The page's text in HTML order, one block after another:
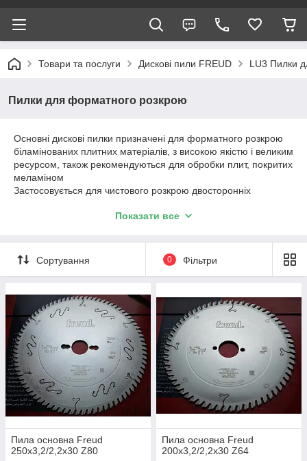
Товари та послуги Дискові пили FREUD LU3 Пилки
Пилки для форматного розкрою
Основні дискові пилки призначені для форматного розкрою
біламінованих плитних матеріалів, з високою якістю і великим
ресурсом, також рекомендуються для обробки плит, покритих
меламіном
Застосовується для чистового розкрою двосторонніх
розкроювальних верстатах, з використанням підрізної пилки.
Форма зуба: пряма-трапеція з позитивним переднім кутом
5°
для форматного розкрою.
Особливості: Форма зуба пряма/трапеція. Позитивний
передній кут заточування. Пилки 0400, 0600, 0900 оснащені
системою гасіння шуму і вібрації, яка знижує шум при роботі
пилки на 40%, і за рахунок малої вібрації - збільшує ресурс
пилки на 30%, забезпечуючи чіткий різ при розпилюванні.
Для правильної роботи пилки зуби повинні виступати над
пластом матеріалу на 10-15 мм.
Матеріал: плитні матеріали (ДСП, МДФ, MDF) ламіновані з
двох сторін.
Показати все
Сортування 0 Фільтри
Пила основна Freud
250х3,2/2,2х30 Z80
Пила основна Freud
200х3,2/2,2х30 Z64